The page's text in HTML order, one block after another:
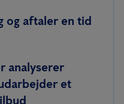
og aftaler en tid
analyserer
et